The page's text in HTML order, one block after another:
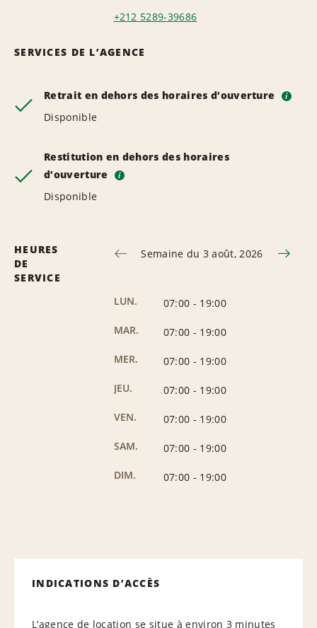
+212 5289-39686
SERVICES DE L’AGENCE
Retrait en dehors des horaires d’ouverture i
Disponible
Restitution en dehors des horaires
d’ouverture
i
Disponible
HEURES
DE
SERVICE
Semaine du 3 août, 2026
LUN. 07:00 - 19:00
MAR.
07:00 - 19:00
MER.
07:00 - 19:00
JEU.
07:00 - 19:00
VEN.
07:00 - 19:00
SAM.
07:00 - 19:00
DIM.
07:00 - 19:00
INDICATIONS D’ACCÈS
L’agence de location se situe à environ 3 minutes